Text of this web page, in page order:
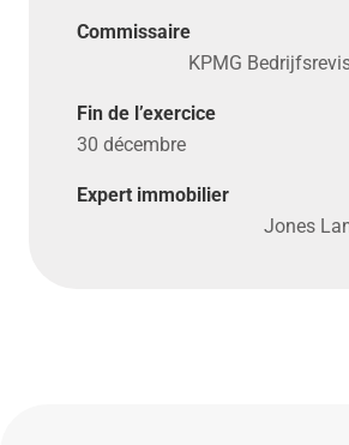
Commissaire
KPMG
Fin de l’exercice
30 décembre
Expert immobilier
Jones